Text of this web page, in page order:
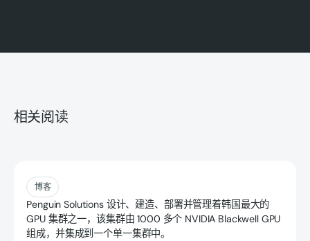
相关阅读
博客
Penguin Solutions 设计、建造、部署并管理着韩国最大的
GPU 集群之一，该集群由 1000 多个 NVIDIA Blackwell GPU
组成，并集成到一个单一集群中。
阅读更多